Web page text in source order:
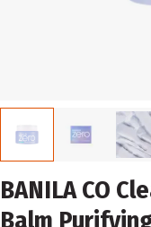
BANILA CO
Balm